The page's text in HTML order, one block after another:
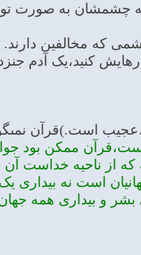
که چشمشان به صورت
که مخالفین
کنید،یک آدم
است.)قرآن
است،قرآن ممکن بود
که از ناحیه خداست
است نه
و بیدارى همه